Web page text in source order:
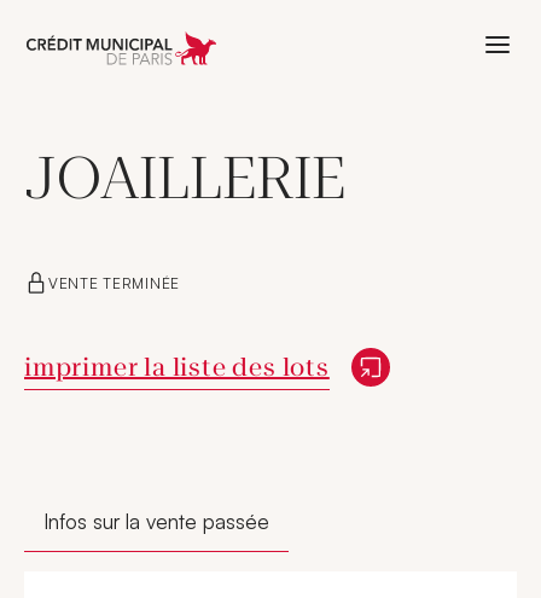
Aller à l'accueil de Crédit Municipal
JOAILLERIE
VENTE TERMINÉE
Nouvelle fenêtre
imprimer la liste des lots
Infos sur la vente passée